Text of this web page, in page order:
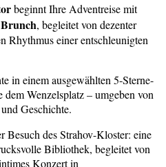
beginnt Ihre Adventreise mit
, begleitet von dezenter
Rhythmus einer entschleunigten
in einem ausgewählten 5-Sterne-
Wenzelsplatz – umgeben von
Geschichte.
Besuch des Strahov-Kloster: eine
Bibliothek, begleitet von
Konzert in